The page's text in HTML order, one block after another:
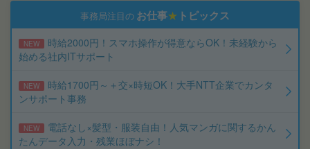
事務局注目の お仕事★ トピックス
NEW
時給2000円！スマホ操作が得意ならOK！未経験から
始める社内ITサポート
NEW
時給1700円～＋交×時短OK！大手NTT企業でカンタ
ンサポート事務
NEW
電話なし×髪型・服装自由！人気マンガに関するかん
たんデータ入力・残業ほぼナシ！